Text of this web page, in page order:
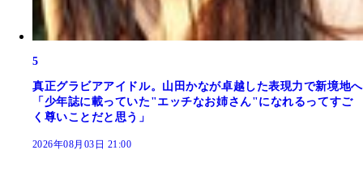
5
真正グラビアアイドル。山田かなが卓越した表現力で新境地へ
「少年誌に載っていた"エッチなお姉さん"になれるってすご
く尊いことだと思う」
2026年08月03日 21:00